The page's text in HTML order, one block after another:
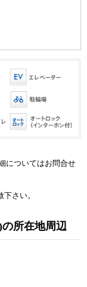
についてはお問合せ
さい。
所在地周辺